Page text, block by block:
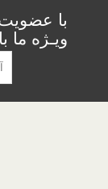
با عضویت
ویـژه ما